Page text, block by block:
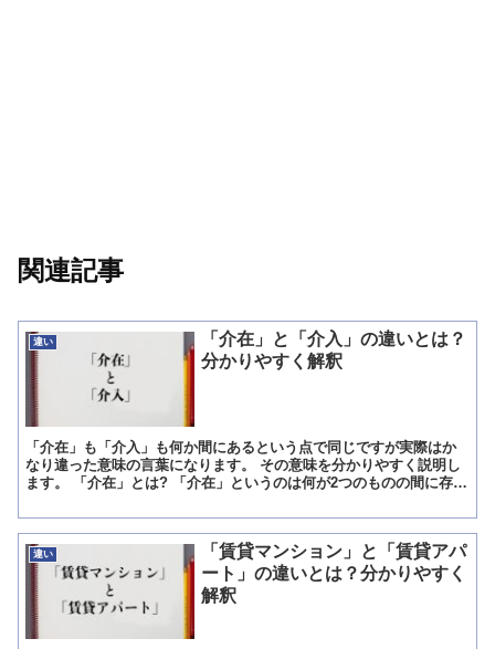
関連記事
違い
「介在」と「介入」の違いとは？
分かりやすく解釈
「介在」も「介入」も何か間にあるという点で同じですが実際はか
なり違った意味の言葉になります。 その意味を分かりやすく説明し
ます。 「介在」とは? 「介在」というのは何が2つのものの間に存在
違い
「賃貸マンション」と「賃貸アパ
ート」の違いとは？分かりやすく
解釈